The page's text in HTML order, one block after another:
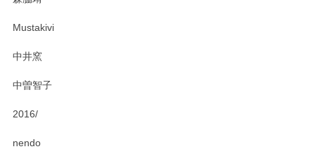
Mustakivi
中井窯
中曽智子
2016/
nendo